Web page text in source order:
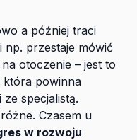
a później traci
np. przestaje mówić
otoczenie – jest to
która powinna
specjalistą.
Czasem u
w rozwoju